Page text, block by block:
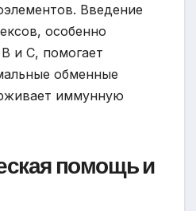
Введение
особенно
и C, помогает
обменные
иммунную
помощь и